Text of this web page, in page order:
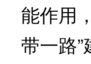
能作用
带一路